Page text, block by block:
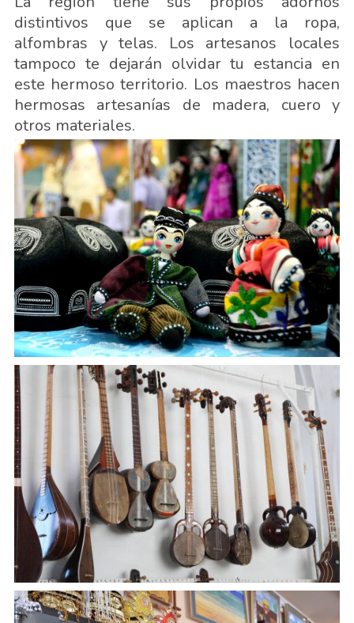
distintivos que se aplican a la ropa,
alfombras y telas. Los artesanos locales
tampoco te dejarán olvidar tu estancia en
este hermoso territorio. Los maestros hacen
hermosas artesanías de madera, cuero y
otros materiales.